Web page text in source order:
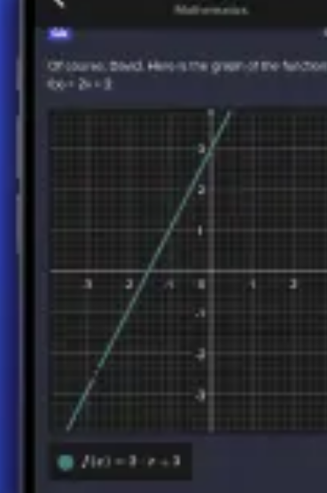
el estudio de fenómenos periódicos en física e ingeniería.